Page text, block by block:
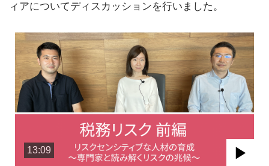
ィアについてディスカッションを行いました。
13:09